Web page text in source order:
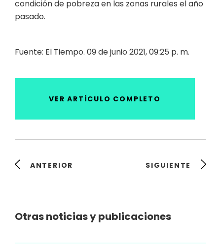
condición de pobreza en las zonas rurales el año
pasado.
Fuente: El Tiempo. 09 de junio 2021, 09:25 p. m.
VER ARTÍCULO COMPLETO
ANTERIOR SIGUIENTE
Otras noticias y publicaciones